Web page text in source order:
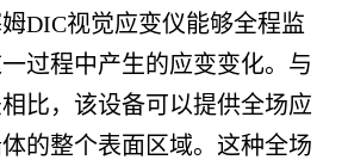
DIC视觉应变仪能够全程监
过程中产生的应变变化。与
比，该设备可以提供全场应
的整个表面区域。这种全场